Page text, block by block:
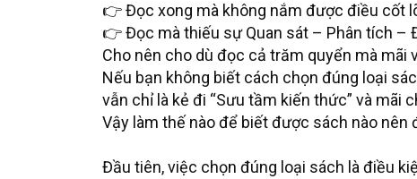
👉 Đọc xong mà không nắm được điều cốt
👉 Đọc mà thiếu sự Quan sát – Phân tích –
Cho nên cho dù đọc cả trăm quyển mà mãi
Nếu bạn không biết cách chọn đúng loại
vẫn chỉ là kẻ đi “Sưu tầm kiến thức” và mãi
Vậy làm thế nào để biết được sách nào nên
Đầu tiên, việc chọn đúng loại sách là điều